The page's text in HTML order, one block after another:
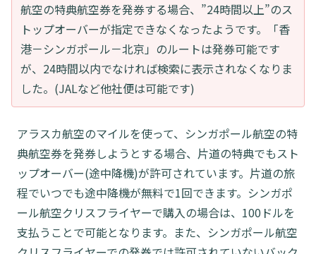
航空の特典航空券を発券する場合、”24時間以上”のス
トップオーバーが指定できなくなったようです。「香
港－シンガポール－北京」のルートは発券可能です
が、24時間以内でなければ検索に表示されなくなりま
した。(JALなど他社便は可能です)
アラスカ航空のマイルを使って、シンガポール航空の特
典航空券を発券しようとする場合、片道の特典でもスト
ップオーバー(途中降機)が許可されています。片道の旅
程でいつでも途中降機が無料で1回できます。シンガポ
ール航空クリスフライヤーで購入の場合は、100ドルを
支払うことで可能となります。また、シンガポール航空